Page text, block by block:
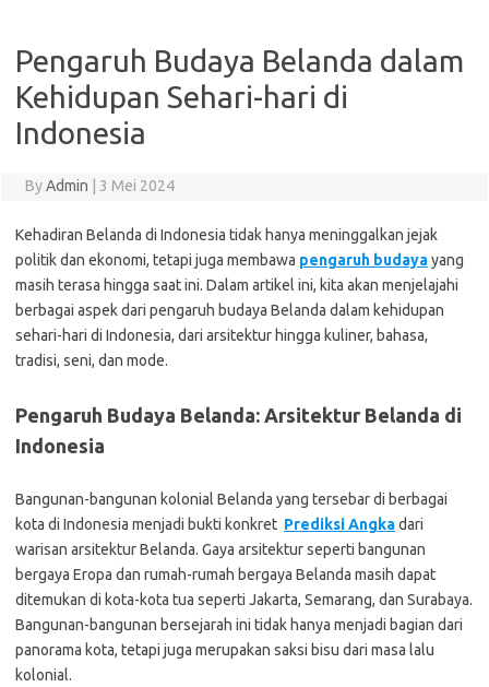
Pengaruh Budaya Belanda dalam
Kehidupan Sehari-hari di
Indonesia
ByAdmin 3 Mei 2024
Kehadiran Belanda di Indonesia tidak hanya meninggalkan jejak
politik dan ekonomi, tetapi juga membawa pengaruh budayayang
masih terasa hingga saat ini. Dalam artikel ini, kita akan menjelajahi
berbagai aspek dari pengaruh budaya Belanda dalam kehidupan
sehari-hari di Indonesia, dari arsitektur hingga kuliner, bahasa,
tradisi, seni, dan mode.
Pengaruh Budaya Belanda: Arsitektur Belanda di
Indonesia
Bangunan-bangunan kolonial Belanda yang tersebar di berbagai
kota di Indonesia menjadi bukti konkret Prediksi Angkadari
warisan arsitektur Belanda. Gaya arsitektur seperti bangunan
bergaya Eropa dan rumah-rumah bergaya Belanda masih dapat
ditemukan di kota-kota tua seperti Jakarta, Semarang, dan Surabaya.
Bangunan-bangunan bersejarah ini tidak hanya menjadi bagian dari
panorama kota, tetapi juga merupakan saksi bisu dari masa lalu
kolonial.